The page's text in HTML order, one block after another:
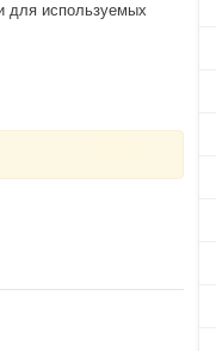
для используемых